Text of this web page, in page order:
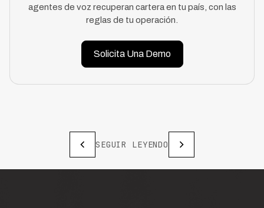
agentes de voz recuperan cartera en tu país, con las
reglas de tu operación.
Solicita Una Demo
SEGUIR LEYENDO